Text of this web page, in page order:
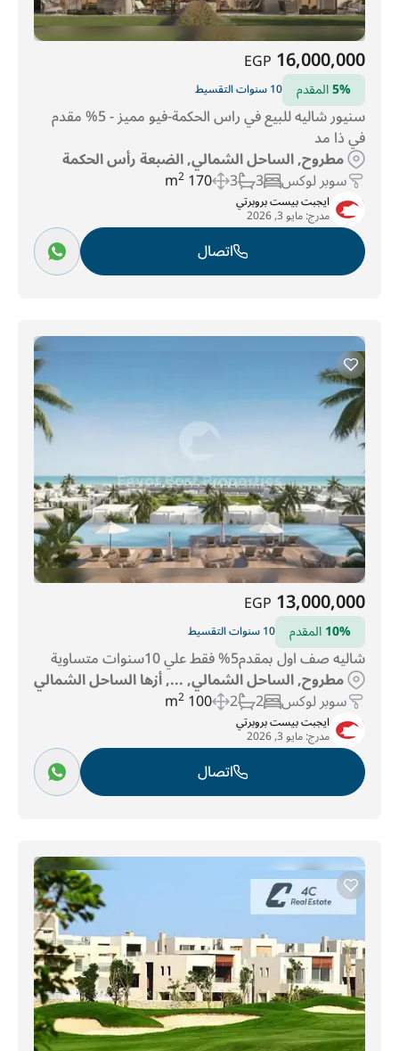
16,000,000
EGP
5%المقدم 10 سنوات التقسيط
سنيور شاليه للبيع في راس الحكمة-فيو مميز - 5% مقدم
في ذا مد
مطروح, الساحل الشمالي, الضبعة رأس الحكمة
سوبر لوكس 3
3
170 m
2
ايجبت بيست بروبرتي
مدرج:مايو 3, 2026
اتصال
13,000,000
EGP
10%المقدم 10 سنوات التقسيط
شاليه صف اول بمقدم5% فقط علي 10سنوات متساوية
مطروح, الساحل الشمالي, ..., أزها الساحل الشمالي
سوبر لوكس 2
2
100 m
2
ايجبت بيست بروبرتي
مدرج:مايو 3, 2026
اتصال